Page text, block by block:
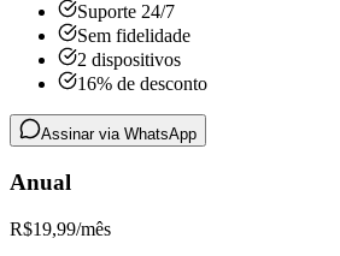
Suporte 24/7
Sem fidelidade
2 dispositivos
16% de desconto
Assinar via WhatsApp
Anual
R$19,99/mês